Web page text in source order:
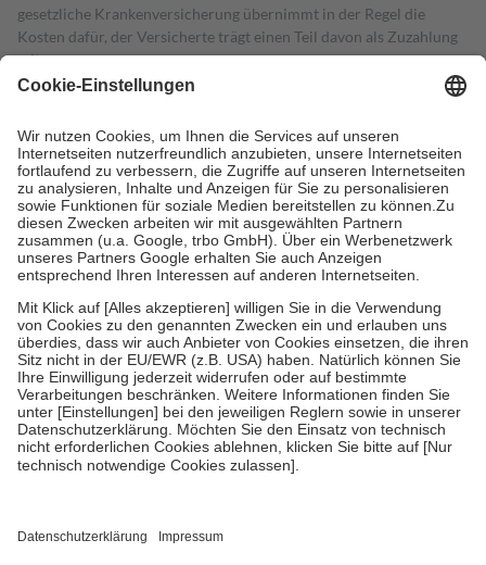
gesetzliche Krankenversicherung übernimmt in der Regel die
Kosten dafür, der Versicherte trägt einen Teil davon als Zuzahlung
mit.
Grundsätzlich leisten Mitglieder Zuzahlungen in Höhe von zehn
höchstens zehn Euro.
Es sind jedoch nie mehr als die tatsächlichen
Kosten der Leistung zu entrichten.
Diese Regeln gelten grundsätzlich auch für Online-Apotheken.
Bei Heilmitteln und häuslicher Krankenpflege beträgt die
Zuzahlung zehn Prozent der Kosten sowie zehn Euro je
Verordnung.
Um das Engagement der Versicherten für ihre eigene Gesundheit zu
stärken und die besondere Stellung der Familie zu unterstützen,
fallenkeine Zuzahlungenan bei:
• Kindern und Jugendlichen bis zum vollendeten 18. Lebensjahr
mit Ausnahme der Fahrkosten
• Untersuchungen zur Vorsorge und Früherkennung, die von der
GKV getragen werden
• empfohlenen Schutzimpfungen
• Harn- und Blutteststreifen
getroffen, um sicherzustellen, dass es sich um echte Bewertungen